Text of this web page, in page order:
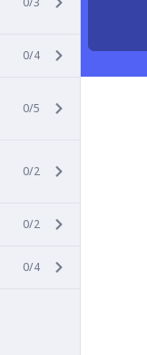
0/4
0/5
0/2
0/2
0/4